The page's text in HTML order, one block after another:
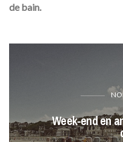
de bain.
Week-end en